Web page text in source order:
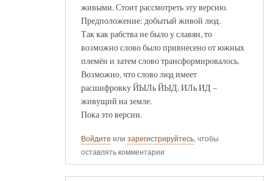
живыми. Стоит рассмотреть эту версию.
Предположение: добытый живой люд.
Так как рабства не было у славян, то
возможно слово было привнесено от южных
племён и затем слово трансформировалось.
Возможно, что слово люд имеет
расшифровку ЙЫЛь ЙЫД. ИЛь ИД –
живущий на земле.
Пока это версии.
Войдите или зарегистрируйтесь, чтобы
оставлять комментарии